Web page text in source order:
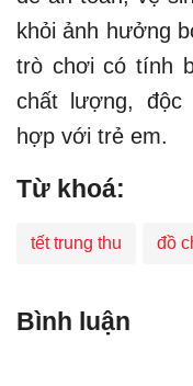
khỏi ảnh hưởng
trò chơi có tính
chất lượng, độc
hợp với trẻ em.
Từ khoá:
tết trung thu đồ
Bình luận